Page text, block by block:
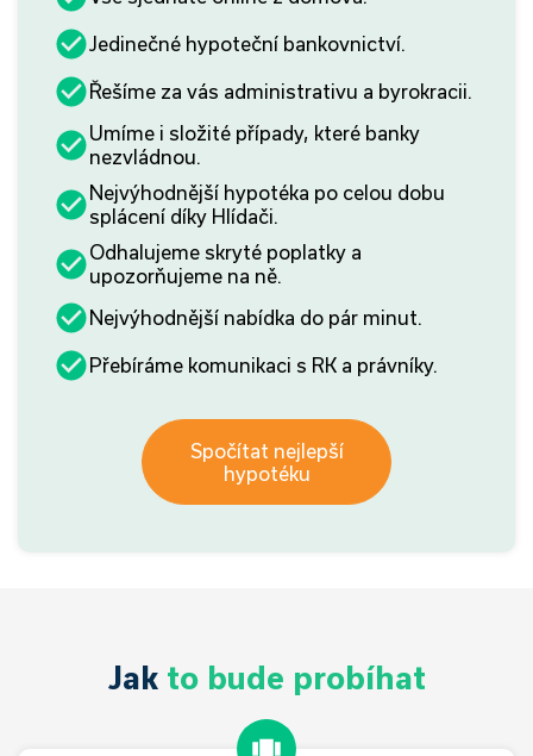
Jedinečné hypoteční bankovnictví.
Řešíme za vás administrativu a byrokracii.
Umíme i složité případy, které banky
nezvládnou.
Nejvýhodnější hypotéka po celou dobu
splácení díky Hlídači.
Odhalujeme skryté poplatky a
upozorňujeme na ně.
Nejvýhodnější nabídka do pár minut.
Přebíráme komunikaci s RK a právníky.
Spočítat nejlepší
hypotéku
Jak to bude probíhat